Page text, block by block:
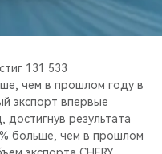
131 533
чем в прошлом году в
экспорт впервые
результата
больше, чем в прошлом